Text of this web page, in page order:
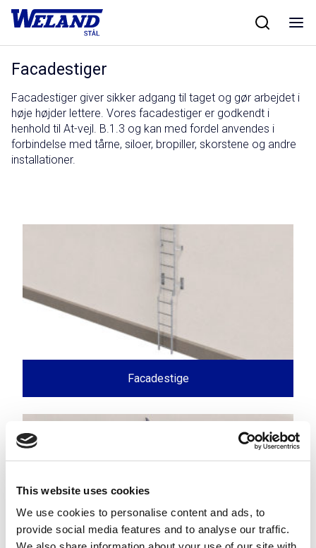
This website uses cookies
We use cookies to personalise content and ads, to
provide social media features and to analyse our traffic.
Skip
Hjem/Produkter/Servicevej
Facadestiger
Facadestiger giver sikker adgang til taget og gør arbejdet i
høje højder lettere. Vores facadestiger er godkendt i
henhold til At-vejl. B.1.3 og kan med fordel anvendes i
forbindelse med tårne, siloer, bropiller, skorstene og andre
installationer.
Facadestige